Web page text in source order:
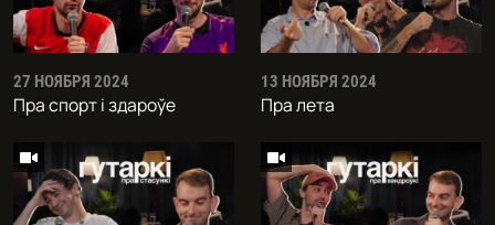
27 НОЯБРЯ 2024
Пра спорт і здароўе
13 НОЯБРЯ 2024
Пра лета